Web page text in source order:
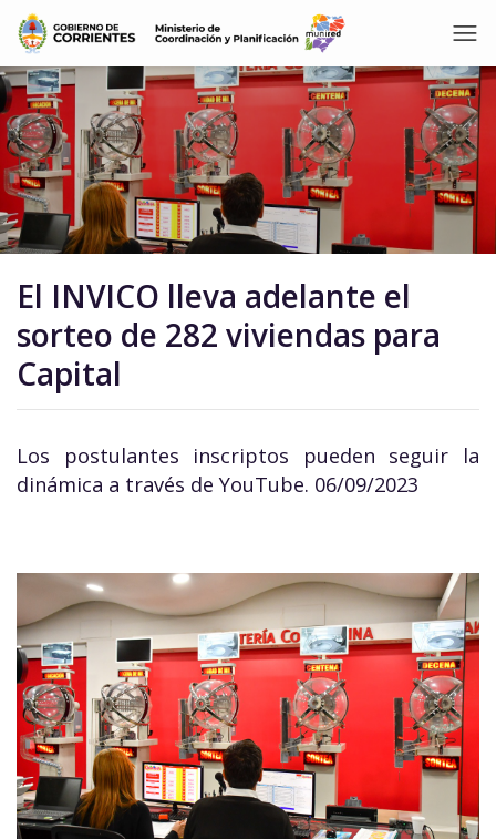
El INVICO lleva adelante el
sorteo de 282 viviendas para
Capital
Los postulantes inscriptos pueden seguir la
dinámica a través de YouTube. 06/09/2023